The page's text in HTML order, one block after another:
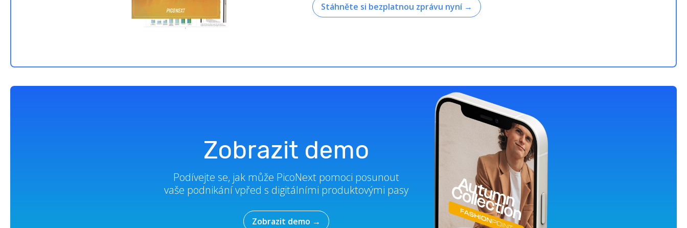
Stáhněte si bezplatnou zprávu nyní→
Zobrazit demo
Podívejte se, jak může PicoNext pomoci posunout
vaše podnikání vpřed s digitálními produktovými pasy
Zobrazit demo →